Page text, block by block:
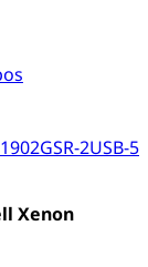
2USB-5
Xenon